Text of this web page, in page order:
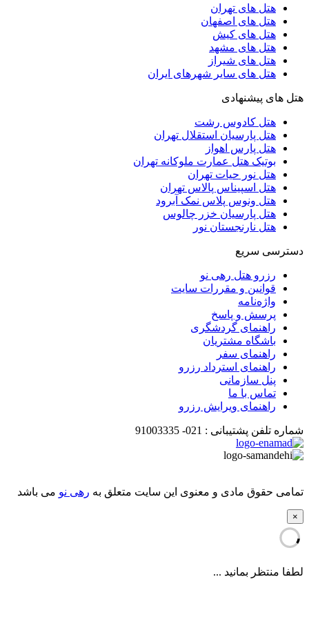
هتل های تهران
هتل های اصفهان
هتل های کیش
هتل های مشهد
هتل های شیراز
هتل های سایر شهرهای ایران
هتل های پیشنهادی
هتل کادوس رشت
هتل پارسیان استقلال تهران
هتل پارس اهواز
بوتیک هتل عمارت ملوکانه تهران
هتل نور حیات تهران
هتل اسپیناس پالاس تهران
هتل ونوس پلاس نمک آبرود
هتل پارسیان خزر چالوس
هتل نارنجستان نور
دسترسی سریع
رزرو هتل رهی نو
قوانین و مقررات سایت
واژه‌نامه
پرسش و پاسخ
راهنمای گردشگری
باشگاه مشتریان
راهنمای سفر
راهنمای استرداد رزرو
پنل سازمانی
تماس با ما
راهنمای ویرایش رزرو
شماره تلفن پشتیبانی : 021-
91003335
تمامی حقوق مادی و معنوی این سایت متعلق به رهی نو می باشد
×
لطفا منتظر بمانید ...